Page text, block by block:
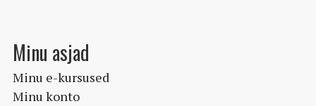
Minu asjad
Minu e-kursused
Minu konto